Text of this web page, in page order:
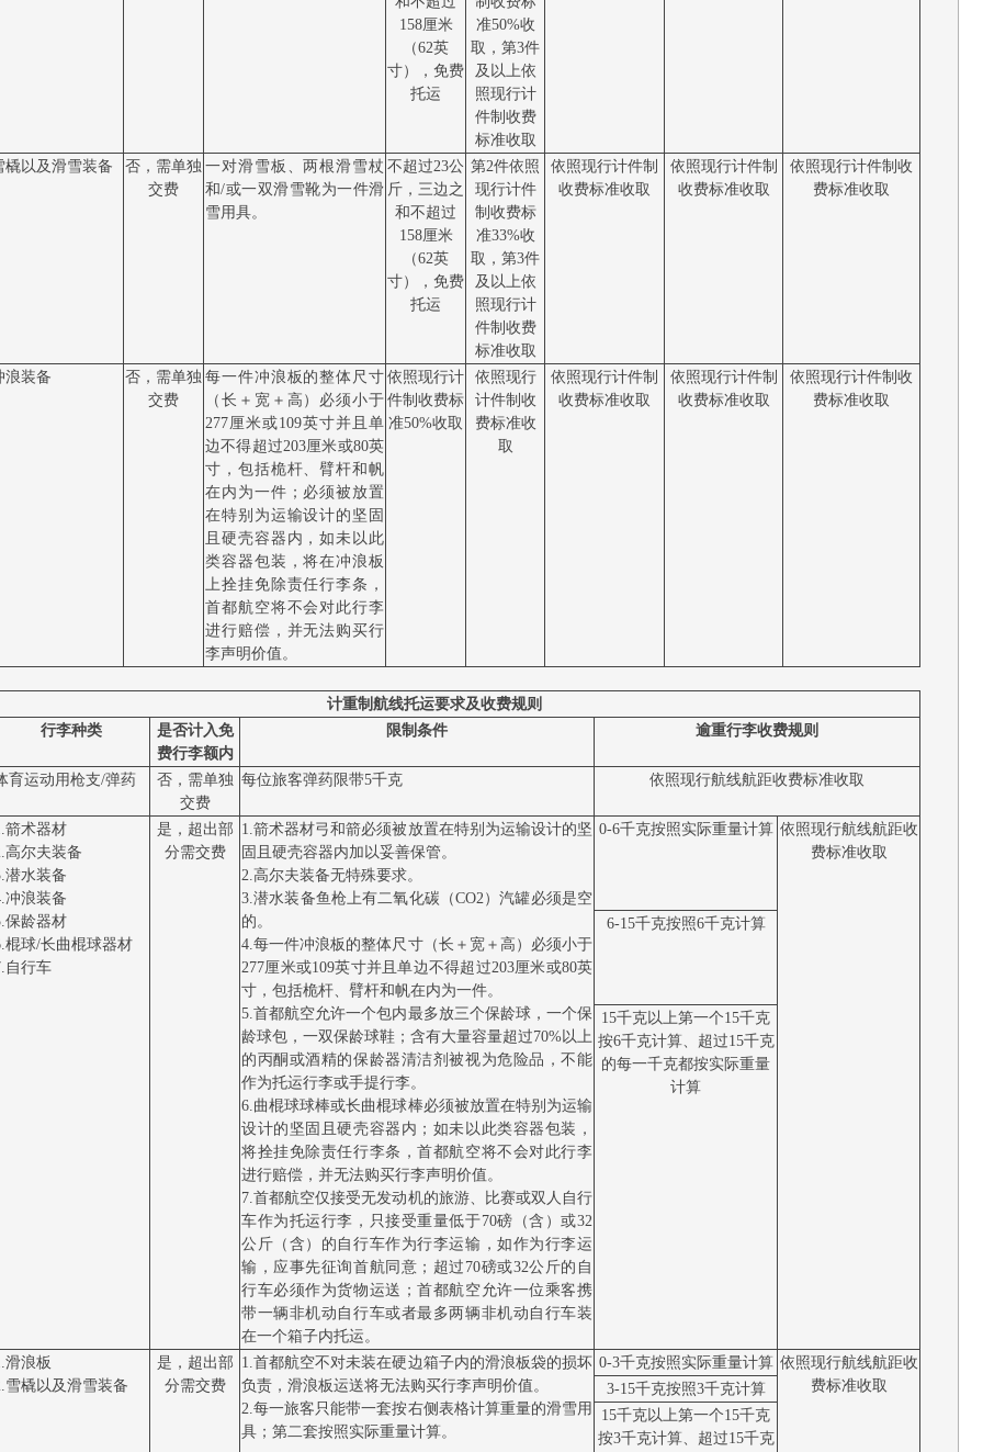
158厘米
（62英
寸），免费
托运
准50%收
取，第3件
及以上依
照现行计
件制收费
标准收取
橇以及滑雪装备
否，需单独
交费
一对滑雪板、两根滑雪杖
和/或一双滑雪靴为一件滑
雪用具。
不超过23公
斤，三边之
和不超过
158厘米
（62英
寸），免费
托运
第2件依照
现行计件
制收费标
准33%收
取，第3件
及以上依
照现行计
件制收费
标准收取
依照现行计件制
收费标准收取
依照现行计件制
收费标准收取
依照现行计件制收
费标准收取
浪装备
否，需单独
交费
每一件冲浪板的整体尺寸
（长＋宽＋高）必须小于
277厘米或109英寸并且单
边不得超过203厘米或80英
寸，包括桅杆、臂杆和帆
在内为一件；必须被放置
在特别为运输设计的坚固
且硬壳容器内，如未以此
类容器包装，将在冲浪板
上拴挂免除责任行李条，
首都航空将不会对此行李
进行赔偿，并无法购买行
李声明价值。
依照现行计
件制收费标
准50%收取
依照现行
计件制收
费标准收
取
依照现行计件制
收费标准收取
依照现行计件制
收费标准收取
依照现行计件制收
费标准收取
计重制航线托运要求及收费规则
行李种类
是否计入免
费行李额内
限制条件 逾重行李收费规则
育运动用枪支/弹药
否，需单独
交费
每位旅客弹药限带5千克 依照现行航线航距收费标准收取
箭术器材
高尔夫装备
潜水装备
冲浪装备
保龄器材
棍球/长曲棍球器材
自行车
是，超出部
分需交费
1.箭术器材弓和箭必须被放置在特别为运输设计的坚
固且硬壳容器内加以妥善保管。
2.高尔夫装备无特殊要求。
3.潜水装备鱼枪上有二氧化碳（CO2）汽罐必须是空
的。
4.每一件冲浪板的整体尺寸（长＋宽＋高）必须小于
277厘米或109英寸并且单边不得超过203厘米或80英
寸，包括桅杆、臂杆和帆在内为一件。
5.首都航空允许一个包内最多放三个保龄球，一个保
龄球包，一双保龄球鞋；含有大量容量超过70%以上
的丙酮或酒精的保龄器清洁剂被视为危险品，不能
作为托运行李或手提行李。
6.曲棍球球棒或长曲棍球棒必须被放置在特别为运输
设计的坚固且硬壳容器内；如未以此类容器包装，
将拴挂免除责任行李条，首都航空将不会对此行李
进行赔偿，并无法购买行李声明价值。
7.首都航空仅接受无发动机的旅游、比赛或双人自行
车作为托运行李，只接受重量低于70磅（含）或32
公斤（含）的自行车作为行李运输，如作为行李运
输，应事先征询首航同意；超过70磅或32公斤的自
行车必须作为货物运送；首都航空允许一位乘客携
带一辆非机动自行车或者最多两辆非机动自行车装
在一个箱子内托运。
0-6千克按照实际重量计算 依照现行航线航距收
费标准收取
6-15千克按照6千克计算
15千克以上第一个15千克
按6千克计算、超过15千克
的每一千克都按实际重量
计算
滑浪板
雪橇以及滑雪装备
是，超出部
分需交费
1.首都航空不对未装在硬边箱子内的滑浪板袋的损坏
负责，滑浪板运送将无法购买行李声明价值。
2.每一旅客只能带一套按右侧表格计算重量的滑雪用
具；第二套按照实际重量计算。
0-3千克按照实际重量计算 依照现行航线航距收
费标准收取
3-15千克按照3千克计算
15千克以上第一个15千克
按3千克计算、超过15千克